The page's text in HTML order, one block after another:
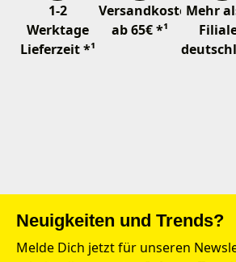
1-2
Werktage
Lieferzeit *¹
Versandkostenfrei
ab 65€ *¹
Mehr
Neuigkeiten und Trends?
Melde Dich jetzt für unseren